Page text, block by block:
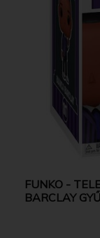
FUNKO -
BARCLAY